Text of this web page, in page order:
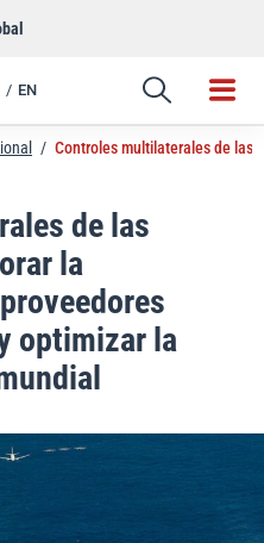
EN
Enlace
/ Controles multilaterales de las
de las
la
optimizar la